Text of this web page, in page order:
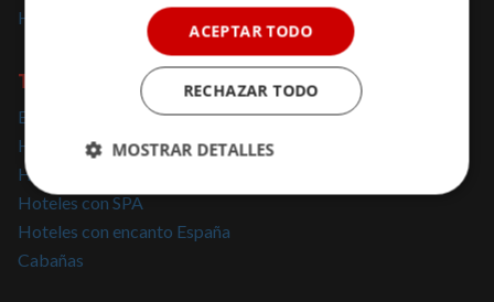
Hoteles solo para adultos
TOP BÚSQUEDAS
Escapadas cerca de Madrid
Hoteles con Encanto Cataluña
Hoteles con Jacuzzi
Hoteles con SPA
Hoteles con encanto España
Cabañas
ACEPTAR TODO
RECHAZAR TODO
MOSTRAR DETALLES
Cookies
estrictamente
necesarias
Cookies de